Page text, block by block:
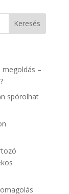
megoldás –
spórolhat